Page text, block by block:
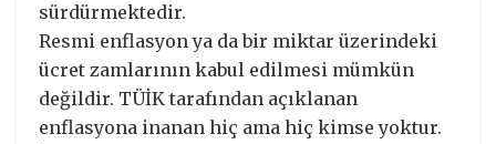
sürdürmektedir.
Resmi enflasyon ya da bir miktar üzerindeki
ücret zamlarının kabul edilmesi mümkün
değildir. TÜİK tarafından açıklanan
enflasyona inanan hiç ama hiç kimse yoktur.